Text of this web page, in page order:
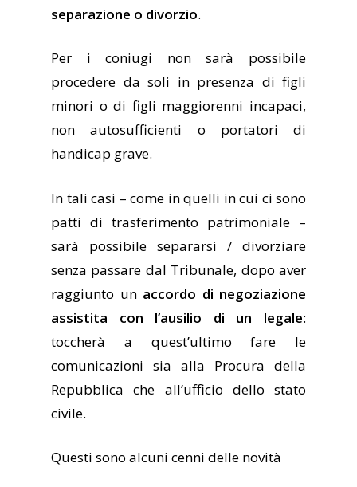
separazione o divorzio.
Per i coniugi non sarà possibile
procedere da soli in presenza di figli
minori o di figli maggiorenni incapaci,
non autosufficienti o portatori di
handicap grave.
In tali casi – come in quelli in cui ci sono
patti di trasferimento patrimoniale –
sarà possibile separarsi / divorziare
senza passare dal Tribunale, dopo aver
raggiunto un accordo di negoziazione
assistita con l’ausilio di un legale:
toccherà a quest’ultimo fare le
comunicazioni sia alla Procura della
Repubblica che all’ufficio dello stato
civile.
Questi sono alcuni cenni delle novità